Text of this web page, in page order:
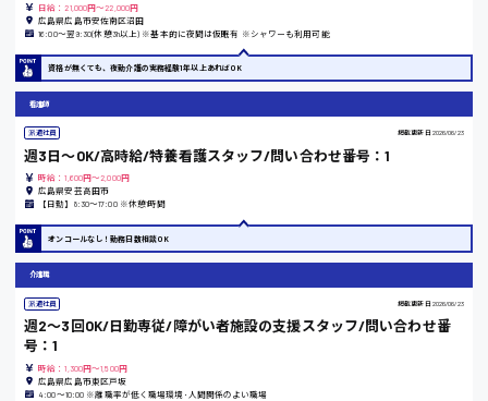
竹原市
島根県
時給1300円〜
時給1200円〜
日給：21,000円～22,000円
広島県広島市安佐南区沼田
16:00〜翌9:30(休憩3h以上) ※基本的に夜間は仮眠有 ※シャワーも利用可能
資格が無くても、夜勤介護の実務経験1年以上あればOK
看護師
派遣社員 掲載更新日 2026/06/23
週3日〜OK/高時給/特養看護スタッフ/問い合わせ番号：1
時給：1,600円～2,000円
広島県安芸高田市
【日勤】8:30〜17:00 ※休憩1時間
オンコールなし！勤務日数相談OK
介護職
派遣社員 掲載更新日 2026/06/23
週2〜3回OK/日勤専従/障がい者施設の支援スタッフ/問い合わせ番
号：1
時給：1,300円～1,500円
広島県広島市東区戸坂
4:00〜10:00 ※離職率が低く職場環境･人間関係のよい職場